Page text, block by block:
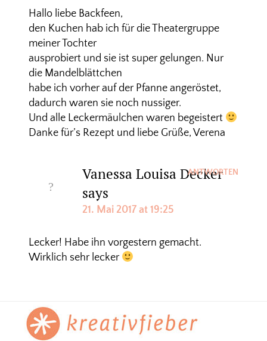
Hallo liebe Backfeen,
den Kuchen hab ich für die Theatergruppe
meiner Tochter
ausprobiert und sie ist super gelungen. Nur
die Mandelblättchen
habe ich vorher auf der Pfanne angeröstet,
dadurch waren sie noch nussiger.
Und alle Leckermäulchen waren begeistert
Danke für’s Rezept und liebe Grüße, Verena
Vanessa Louisa Decker
says
21. Mai 2017 at 19:25
Lecker! Habe ihn vorgestern gemacht.
Wirklich sehr lecker
ANTWORTEN
Footer